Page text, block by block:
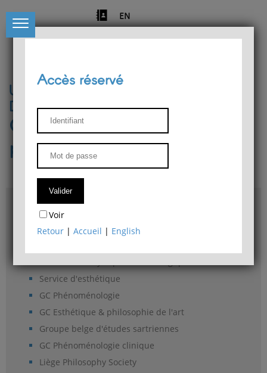
EN
Université de Liège
Département de philosophie
Centre de recherches
phénoménologiques
Accès & plans
Bibliothèque du Département de philosophie
Service d'esthétique
GC Phénoménologie
GC Esthétique & philosophie de l'art
Groupe belge d'études sartriennes
GC Phénoménologie clinique
Liège Philosophy Society
Accès réservé
Voir
Retour |Accueil | English